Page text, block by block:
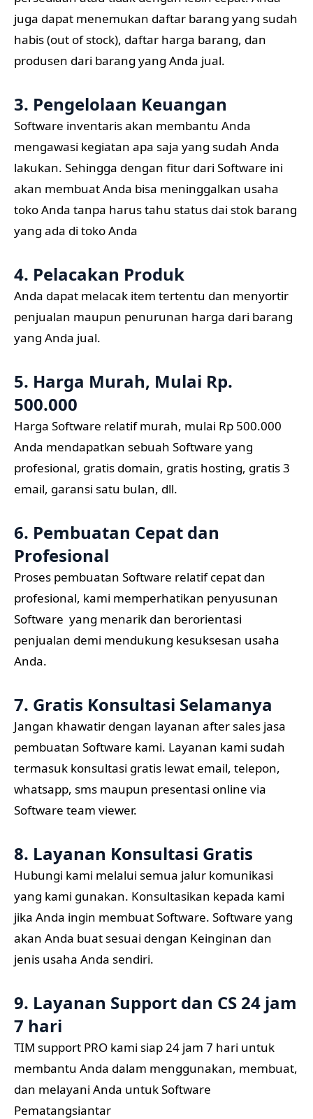
juga dapat menemukan daftar barang yang sudah
habis (out of stock), daftar harga barang, dan
produsen dari barang yang Anda jual.
3. Pengelolaan Keuangan
Software inventaris akan membantu Anda
mengawasi kegiatan apa saja yang sudah Anda
lakukan. Sehingga dengan fitur dari Software ini
akan membuat Anda bisa meninggalkan usaha
toko Anda tanpa harus tahu status dai stok barang
yang ada di toko Anda
4. Pelacakan Produk
Anda dapat melacak item tertentu dan menyortir
penjualan maupun penurunan harga dari barang
yang Anda jual.
5. Harga Murah, Mulai Rp.
500.000
Harga Software relatif murah, mulai Rp 500.000
Anda mendapatkan sebuah Software yang
profesional, gratis domain, gratis hosting, gratis 3
email, garansi satu bulan, dll.
6. Pembuatan Cepat dan
Profesional
Proses pembuatan Software relatif cepat dan
profesional, kami memperhatikan penyusunan
Software yang menarik dan berorientasi
penjualan demi mendukung kesuksesan usaha
Anda.
7. Gratis Konsultasi Selamanya
Jangan khawatir dengan layanan after sales jasa
pembuatan Software kami. Layanan kami sudah
termasuk konsultasi gratis lewat email, telepon,
whatsapp, sms maupun presentasi online via
Software team viewer.
8. Layanan Konsultasi Gratis
Hubungi kami melalui semua jalur komunikasi
yang kami gunakan. Konsultasikan kepada kami
jika Anda ingin membuat Software. Software yang
akan Anda buat sesuai dengan Keinginan dan
jenis usaha Anda sendiri.
9. Layanan Support dan CS 24 jam
7 hari
TIM support PRO kami siap 24 jam 7 hari untuk
membantu Anda dalam menggunakan, membuat,
dan melayani Anda untuk Software
Pematangsiantar